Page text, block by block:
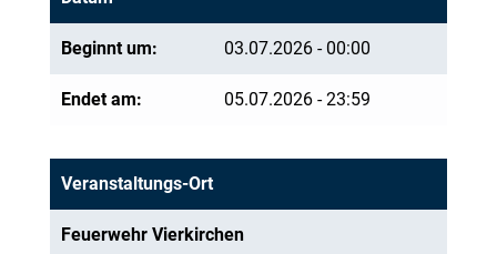
Beginnt um: 03.07.2026 - 00:00
Endet am: 05.07.2026 - 23:59
Veranstaltungs-Ort
Feuerwehr Vierkirchen